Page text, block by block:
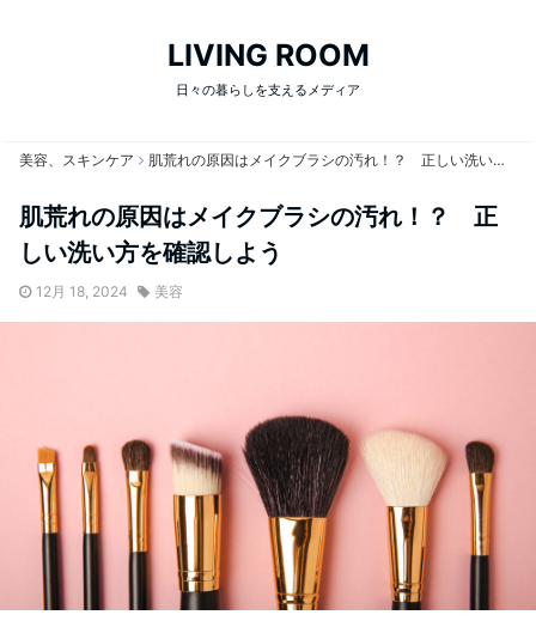
LIVING ROOM
日々の暮らしを支えるメディア
美容、スキンケア 肌荒れの原因はメイクブラシの汚れ！？ 正しい洗い方を確認しよう
肌荒れの原因はメイクブラシの汚れ！？ 正
しい洗い方を確認しよう
12月 18, 2024 美容